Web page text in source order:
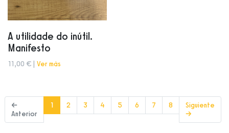
A utilidade do inútil.
Manifesto
11,00 € | Ver más
←
Anterior
1 (current)
2 3 4 5 6 7 8
Siguiente
→